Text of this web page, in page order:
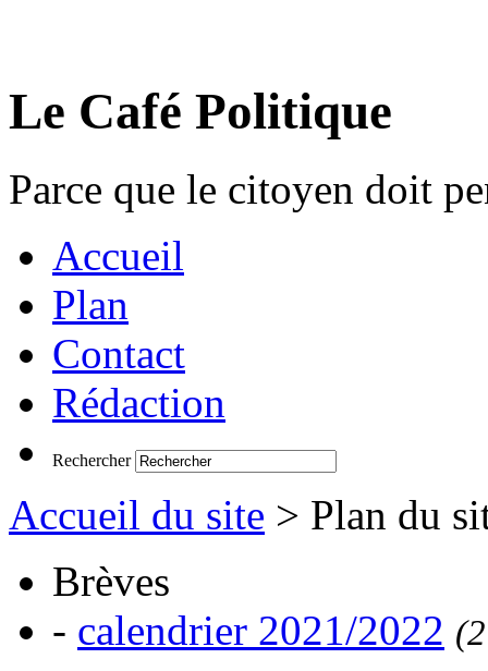
Le Café Politique
Parce que le citoyen doit
Accueil
Plan
Contact
Rédaction
Rechercher
Accueil du site > Plan du
Brèves
- calendrier 2021/2022